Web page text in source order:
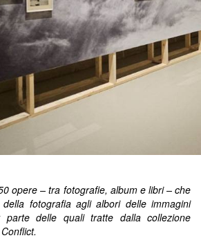
opere – tra fotografie, album e libri – che
fotografia agli albori delle immagini
parte delle quali tratte dalla collezione